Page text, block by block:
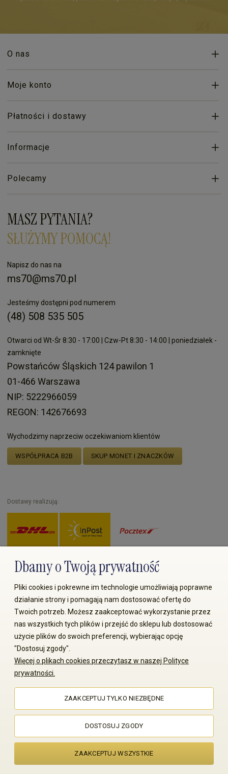
O nas
Moje konto
Płatności i dostawy
Informacje
Polecamy
MASZ PYTANIA?
SŁUŻYMY POMOCĄ!
Napisz do nas na
ms70@ms70.pl
Jesteśmy dostępni pod numerem
(48) 508 535 505
Otwarci od Wt-Śr 8:30 - 17:00 | Czw-Pt 8:30 - 14:00 | poniedziałek -
zamknięte
Powstańców Śląskich 124 pawilon 1
01-466 Warszawa
NIP: 5222966059
REGON: 142676693
Wychodzimy naprzeciw oczekiwaniom klientów
WSPÓŁPRACA B2B SKUP MONET I ZNACZKÓW
Dostawy realizują:
Zapłać przez:
© 2008-2026 MS70.pl / Ms70 Sp. z o.o. Wszelkie prawa
zastrzeżone. Kopiowanie treści i zdjęć bez zgody właściciela
Sklep internetowy Shoper Premium
Dbamy o Twoją prywatność
Pliki cookies i pokrewne im technologie umożliwiają poprawne
działanie strony i pomagają nam dostosować ofertę do
Twoich potrzeb. Możesz zaakceptować wykorzystanie przez
nas wszystkich tych plików i przejść do sklepu lub dostosować
użycie plików do swoich preferencji, wybierając opcję
"Dostosuj zgody".
Więcej o plikach cookies przeczytasz w naszej Polityce
prywatności.
ZAAKCEPTUJ TYLKO NIEZBĘDNE
DOSTOSUJ ZGODY
ZAAKCEPTUJ WSZYSTKIE